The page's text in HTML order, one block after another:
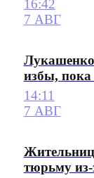
16:42
7 АВГ
Лукашенко
избы, пока
14:11
7 АВГ
тюрьму